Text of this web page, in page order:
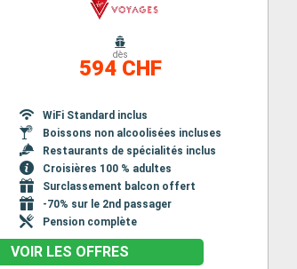
dès
594 CHF
WiFi Standard inclus
Boissons non alcoolisées incluses
Restaurants de spécialités inclus
Croisières 100 % adultes
Surclassement balcon offert
-70% sur le 2nd passager
Pension complète
VOIR LES OFFRES